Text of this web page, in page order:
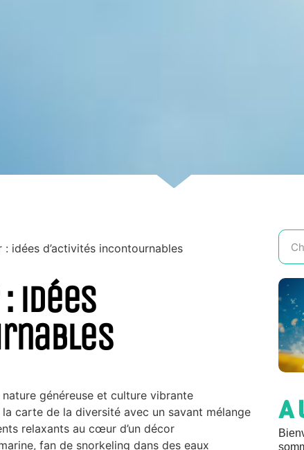
: idées d’activités incontournables
idées
généreuse et culture vibrante
la carte de la diversité avec un savant mélange
relaxants au cœur d’un décor
fan de snorkeling dans des eaux